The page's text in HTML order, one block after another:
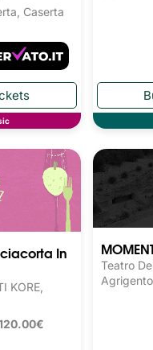
Nostra
CINE-